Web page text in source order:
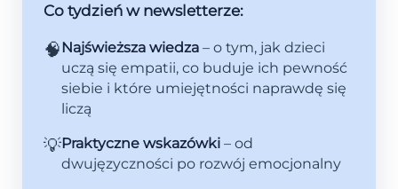
Co tydzień w newsletterze:
🧠 Najświeższa wiedza– o tym, jak dzieci
uczą się empatii, co buduje ich pewność
siebie i które umiejętności naprawdę się
liczą
💡Praktyczne wskazówki– od
dwujęzyczności po rozwój emocjonalny